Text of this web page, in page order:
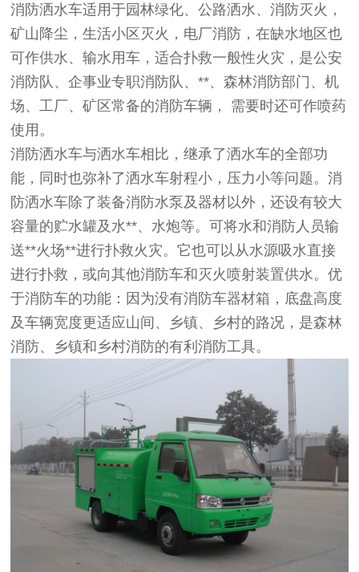
消防洒水车适用于园林绿化、公路洒水、消防灭火，
矿山降尘，生活小区灭火，电厂消防，在缺水地区也
可作供水、输水用车，适合扑救一般性火灾，是公安
消防队、企事业专职消防队、**、森林消防部门、机
场、工厂、矿区常备的消防车辆，
需要时还可作喷药
使用。
消防洒水车与洒水车相比，继承了洒水车的全部功
能，同时也弥补了洒水车射程小，压力小等问题。消
防洒水车除了装备消防水泵及器材以外，还设有较大
容量的贮水罐及水**、水炮等。可将水和消防人员输
送**火场**进行扑救火灾。它也可以从水源吸水直接
进行扑救，或向其他消防车和灭火喷射装置供水。优
于消防车的功能：因为没有消防车器材箱，底盘高度
及车辆宽度更适应山间、乡镇、乡村的路况，是森林
消防、乡镇和乡村消防的有利消防工具。